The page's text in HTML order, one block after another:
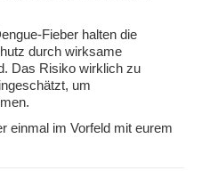
Fieber halten die
durch wirksame
Das Risiko wirklich zu
um
einmal im Vorfeld mit eurem